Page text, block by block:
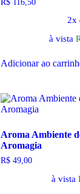
R$ 116,50
2x
à vista
Adicionar ao
Aroma Ambiente
Aromagia
R$ 49,00
à vista